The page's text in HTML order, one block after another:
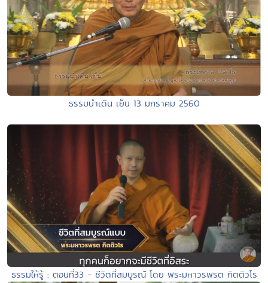
ธรรมนำเดิน เย็น 13 มกราคม 2560
ธรรมให้รู้ : ตอนที่33 - ชีวิตที่สมบูรณ์ โดย พระมหาวรพรต กิตติวโร